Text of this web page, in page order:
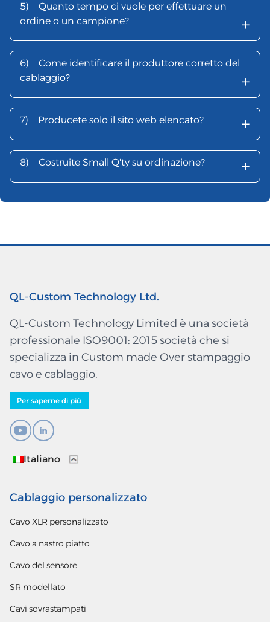
5)
Quanto tempo ci vuole per effettuare un
ordine o un campione?
+
6)
Come identificare il produttore corretto del
cablaggio?
+
7) Producete solo il sito web elencato? +
8) Costruite Small Q'ty su ordinazione? +
QL-Custom Technology Ltd.
QL-Custom Technology Limited è una società
professionale ISO9001: 2015 società che si
specializza in Custom made Over stampaggio
cavo e cablaggio.
Per saperne di più
Italiano
Cablaggio personalizzato
Cavo XLR personalizzato
Cavo a nastro piatto
Cavo del sensore
SR modellato
Cavi sovrastampati